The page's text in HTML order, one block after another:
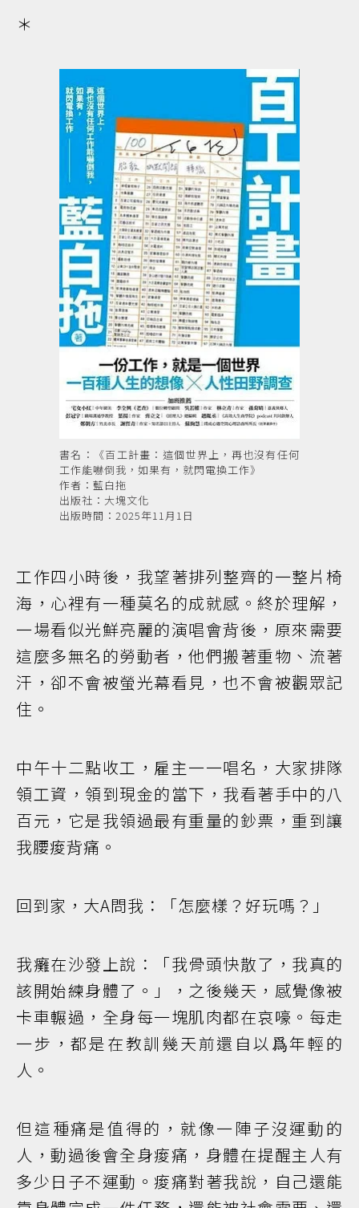
＊
書名：《百工計畫：這個世界上，再也沒有任何
工作能嚇倒我，如果有，就閃電換工作》
作者：藍白拖
出版社：大塊文化
出版時間：2025年11月1日
工作四小時後，我望著排列整齊的一整片椅
海，心裡有一種莫名的成就感。終於理解，
一場看似光鮮亮麗的演唱會背後，原來需要
這麼多無名的勞動者，他們搬著重物、流著
汗，卻不會被螢光幕看見，也不會被觀眾記
住。
中午十二點收工，雇主一一唱名，大家排隊
領工資，領到現金的當下，我看著手中的八
百元，它是我領過最有重量的鈔票，重到讓
我腰痠背痛。
回到家，大A問我：「怎麼樣？好玩嗎？」
我癱在沙發上說：「我骨頭快散了，我真的
該開始練身體了。」，之後幾天，感覺像被
卡車輾過，全身每一塊肌肉都在哀嚎。每走
一步，都是在教訓幾天前還自以爲年輕的
人。
但這種痛是值得的，就像一陣子沒運動的
人，動過後會全身痠痛，身體在提醒主人有
多少日子不運動。痠痛對著我說，自己還能